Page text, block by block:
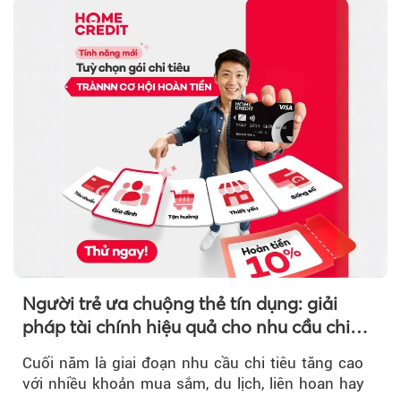
Người trẻ ưa chuộng thẻ tín dụng: giải
pháp tài chính hiệu quả cho nhu cầu chi
Cuối năm là giai đoạn nhu cầu chi tiêu tăng cao
với nhiều khoản mua sắm, du lịch, liên hoan hay